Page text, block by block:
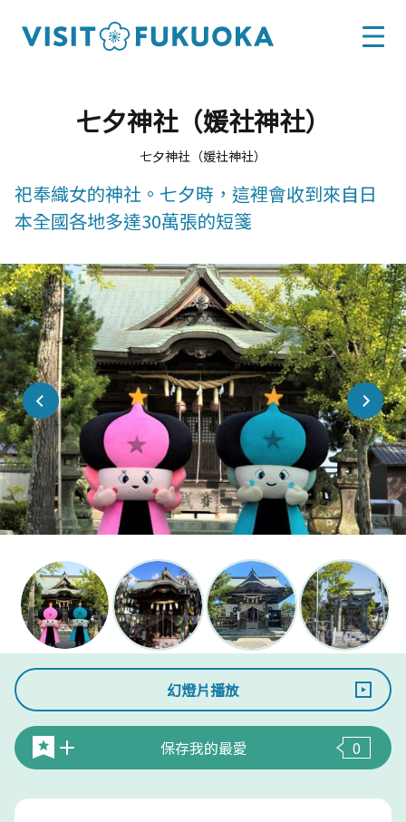
七夕神社（媛社神社）
七夕神社（媛社神社）
祀奉織女的神社。七夕時，這裡會收到來自日
本全國各地多達30萬張的短箋
幻燈片播放
保存我的最愛 0